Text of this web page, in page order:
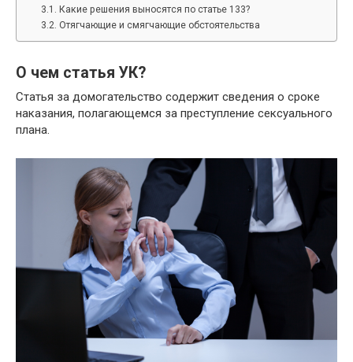
Какие решения выносятся по статье 133?
Отягчающие и смягчающие обстоятельства
О чем статья УК?
Статья за домогательство содержит сведения о сроке
наказания, полагающемся за преступление сексуального
плана.